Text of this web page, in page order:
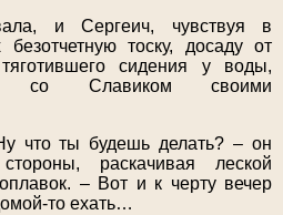
и Сергеич, чувствуя в
тоску, досаду от
сидения у воды,
со Славиком своими
что ты будешь делать? – он
раскачивая леской
– Вот и к черту вечер
то ехать…